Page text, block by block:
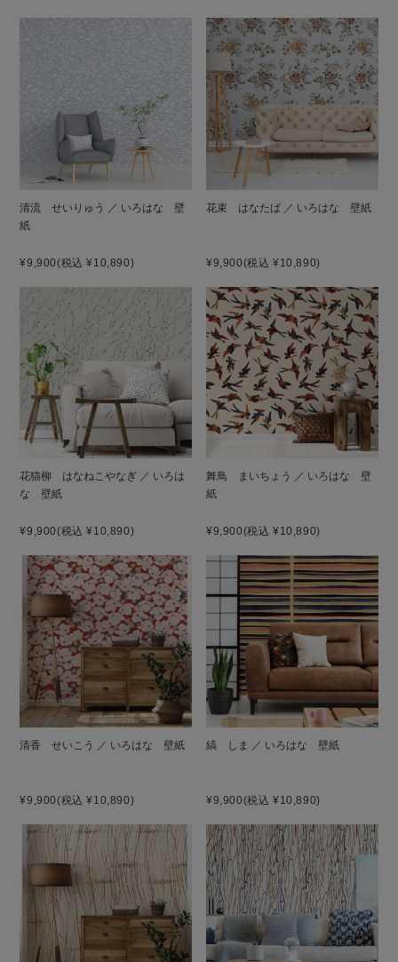
清流 せいりゅう ／ いろはな 壁
紙
¥9,900(税込 ¥10,890)
花束 はなたば ／ いろはな 壁紙
¥9,900(税込 ¥10,890)
花猫柳 はなねこやなぎ ／ いろは
な 壁紙
¥9,900(税込 ¥10,890)
舞鳥 まいちょう ／ いろはな 壁
紙
¥9,900(税込 ¥10,890)
清香 せいこう ／ いろはな 壁紙
¥9,900(税込 ¥10,890)
縞 しま ／ いろはな 壁紙
¥9,900(税込 ¥10,890)